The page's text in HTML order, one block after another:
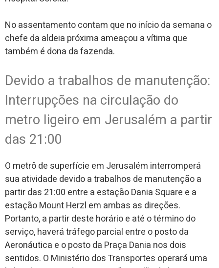
No assentamento contam que no início da semana o
chefe da aldeia próxima ameaçou a vítima que
também é dona da fazenda.
Devido a trabalhos de manutenção:
Interrupções na circulação do
metro ligeiro em Jerusalém a partir
das 21:00
O metrô de superfície em Jerusalém interromperá
sua atividade devido a trabalhos de manutenção a
partir das 21:00 entre a estação Dania Square e a
estação Mount Herzl em ambas as direções.
Portanto, a partir deste horário e até o término do
serviço, haverá tráfego parcial entre o posto da
Aeronáutica e o posto da Praça Dania nos dois
sentidos. O Ministério dos Transportes operará uma